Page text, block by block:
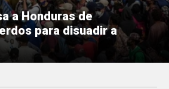
a Honduras de
para disuadir a